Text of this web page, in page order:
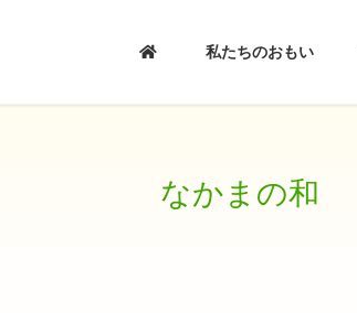
私たちのおもい
なかまの和